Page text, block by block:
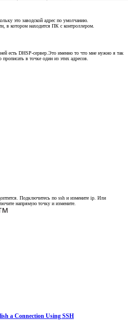
это заводской адрес по умолчанию.
в котором находится ПК с контроллером.
есть DHSP-сервер.Это именно то что мне нужно я так
в точке один из этих адресов.
Подключитесь по ssh и измените ip. Или
напрямую точку и измените.
a Connection Using SSH